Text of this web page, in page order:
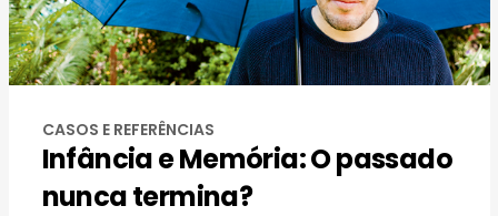
CASOS E REFERÊNCIAS
Infância e Memória: O passado
nunca termina?